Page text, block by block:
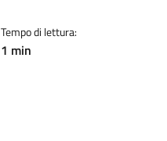
Tempo di lettura:
1 min